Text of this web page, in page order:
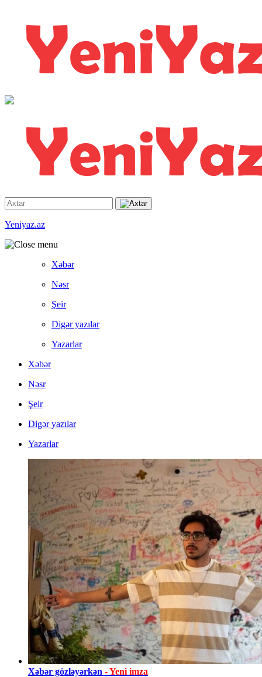
Yeniyaz.az
Xəbər
Nəsr
Şeir
Digər yazılar
Yazarlar
Xəbər
Nəsr
Şeir
Digər yazılar
Yazarlar
Xəbər gözləyərkən - Yeni imza